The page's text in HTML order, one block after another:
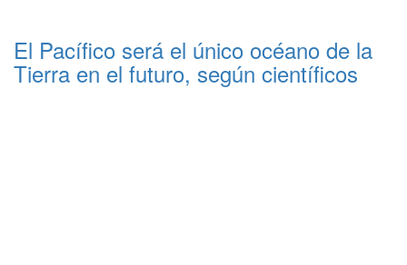
El Pacífico será el único océano de la
Tierra en el futuro, según científicos